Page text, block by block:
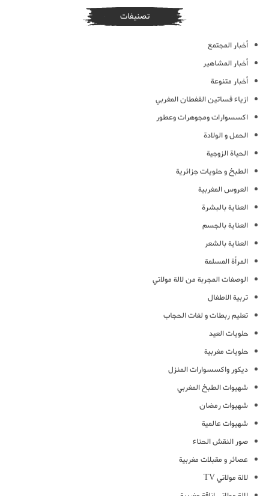
تصنيفات
أخبار المجتمع
أخبار المشاهير
أخبار متنوعة
ازياء فساتين القفطان المغربي
اكسسوارات ومجوهرات وعطور
الحمل و الولادة
الحياة الزوجية
الطبخ و حلويات جزائرية
العروس المغربية
العناية بالبشرة
العناية بالجسم
العناية بالشعر
المرأة المسلمة
الوصفات المجربة من لالة مولاتي
تربية الاطفال
تعليم ربطات و لفات الحجاب
حلويات العيد
حلويات مغربية
ديكور واكسسوارات المنزل
شهيوات الطبخ المغربي
شهيوات رمضان
شهيوات عالمية
صور النقش الحناء
عصائر و مقبلات مغربية
لالة مولاتي TV